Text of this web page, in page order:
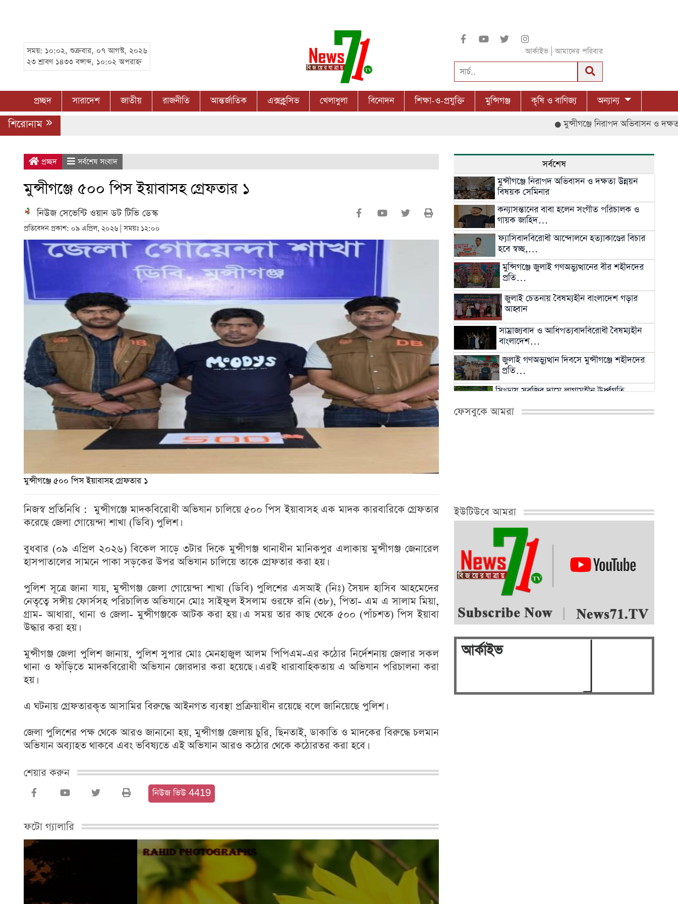
সময়: ১০:০২, শুক্রবার, ০৭ আগস্ট, ২০২৬
২৩ শ্রাবণ ১৪৩৩ বঙ্গাব্দ, ১০:০২ অপরাহ্ন
আর্কাইভ আমাদের পরিবার
প্রচ্ছদ সারাদেশ জাতীয় রাজনীতি আন্তর্জাতিক এক্সক্লুসিভ খেলাধুলা বিনোদন শিক্ষা-ও-প্রযুক্তি মুন্সিগঞ্জ কৃষি ও বাণিজ্য অন্যান্য
শিরোনাম মুন্সীগঞ্জে নিরাপদ অভিবাসন ও দক্ষতা
প্রচ্ছদ সর্বশেষ সংবাদ
মুন্সীগঞ্জে ৫০০ পিস ইয়াবাসহ গ্রেফতার ১
নিউজ সেভেন্টি ওয়ান ডট টিভি ডেস্ক
প্রতিবেদন প্রকাশ: ০৯ এপ্রিল, ২০২৬ | সময়ঃ ১২:০০
মুন্সীগঞ্জে ৫০০ পিস ইয়াবাসহ গ্রেফতার ১
নিজস্ব প্রতিনিধি : মুন্সীগঞ্জে মাদকবিরোধী অভিযান চালিয়ে ৫০০ পিস ইয়াবাসহ এক মাদক কারবারিকে গ্রেফতার
করেছে জেলা গোয়েন্দা শাখা (ডিবি) পুলিশ।
বুধবার (০৯ এপ্রিল ২০২৬) বিকেল সাড়ে ৩টার দিকে মুন্সীগঞ্জ থানাধীন মানিকপুর এলাকায় মুন্সীগঞ্জ জেনারেল
হাসপাতালের সামনে পাকা সড়কের উপর অভিযান চালিয়ে তাকে গ্রেফতার করা হয়।
পুলিশ সূত্রে জানা যায়, মুন্সীগঞ্জ জেলা গোয়েন্দা শাখা (ডিবি) পুলিশের এসআই (নিঃ) সৈয়দ হাসিব আহমেদের
নেতৃত্বে সঙ্গীয় ফোর্সসহ পরিচালিত অভিযানে মোঃ সাইফুল ইসলাম ওরফে রনি (৩৮), পিতা- এম এ সালাম মিয়া,
গ্রাম- আধারা, থানা ও জেলা- মুন্সীগঞ্জকে আটক করা হয়। এ সময় তার কাছ থেকে ৫০০ (পাঁচশত) পিস ইয়াবা
উদ্ধার করা হয়।
মুন্সীগঞ্জ জেলা পুলিশ জানায়, পুলিশ সুপার মোঃ মেনহাজুল আলম পিপিএম-এর কঠোর নির্দেশনায় জেলার সকল
থানা ও ফাঁড়িতে মাদকবিরোধী অভিযান জোরদার করা হয়েছে। এরই ধারাবাহিকতায় এ অভিযান পরিচালনা করা
হয়।
এ ঘটনায় গ্রেফতারকৃত আসামির বিরুদ্ধে আইনগত ব্যবস্থা প্রক্রিয়াধীন রয়েছে বলে জানিয়েছে পুলিশ।
জেলা পুলিশের পক্ষ থেকে আরও জানানো হয়, মুন্সীগঞ্জ জেলায় চুরি, ছিনতাই, ডাকাতি ও মাদকের বিরুদ্ধে চলমান
অভিযান অব্যাহত থাকবে এবং ভবিষ্যতে এই অভিযান আরও কঠোর থেকে কঠোরতর করা হবে।
শেয়ার করুন
নিউজ ভিউ 4419
ফটো গ্যালারি
সর্বশেষ
মুন্সীগঞ্জে নিরাপদ অভিবাসন ও দক্ষতা উন্নয়ন
বিষয়ক সেমিনার
কন্যাসন্তানের বাবা হলেন সংগীত পরিচালক ও
গায়ক জাহিদ…
ফ্যাসিবাদবিরোধী আন্দোলনে হত্যাকাণ্ডের বিচার
হবে স্বচ্ছ,…
মুন্সিগঞ্জে জুলাই গণঅভ্যুত্থানের বীর শহীদদের
প্রতি…
জুলাই চেতনায় বৈষম্যহীন বাংলাদেশ গড়ার
আহ্বান
সাম্রাজ্যবাদ ও আধিপত্যবাদবিরোধী বৈষম্যহীন
বাংলাদেশ…
জুলাই গণঅভ্যুত্থান দিবসে মুন্সীগঞ্জে শহীদদের
প্রতি…
সিংড়ায় সবজির দামে লাগামহীন ঊর্ধ্বগতি,
২০২৬ সালের মধ্যেই বন্ধ শিল্পকারখানা চালুর
ফেসবুকে আমরা
ইউটিউবে আমরা
আর্কাইভ